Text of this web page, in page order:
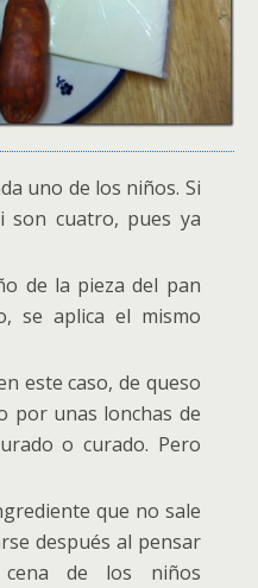
uno de los niños. Si
son cuatro, pues ya
de la pieza del pan
se aplica el mismo
este caso, de queso
por unas lonchas de
o curado. Pero
que no sale
después al pensar
de los niños